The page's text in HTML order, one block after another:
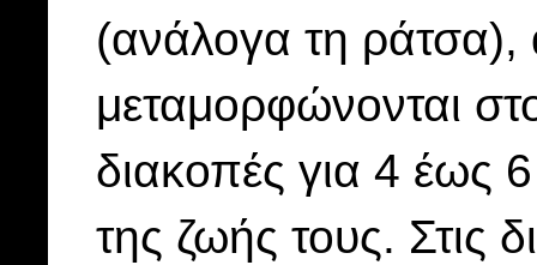
(ανάλογα τη ράτσα),
μεταμορφώνονται
διακοπές για 4 έως
της ζωής τους. Στις